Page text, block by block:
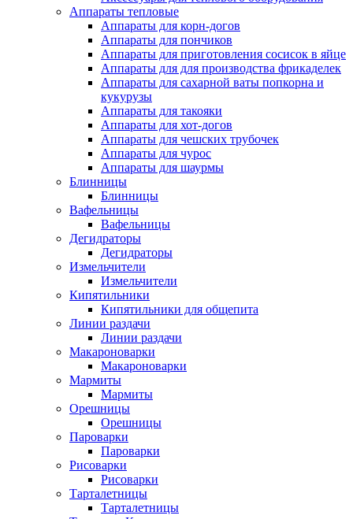
Аппараты тепловые
Аппараты для корн-догов
Аппараты для пончиков
Аппараты для приготовления сосисок в яйце
Аппараты для для производства фрикаделек
Аппараты для сахарной ваты попкорна и
кукурузы
Аппараты для такояки
Аппараты для хот-догов
Аппараты для чешских трубочек
Аппараты для чурос
Аппараты для шаурмы
Блинницы
Блинницы
Вафельницы
Вафельницы
Дегидраторы
Дегидраторы
Измельчители
Измельчители
Кипятильники
Кипятильники для общепита
Линии раздачи
Линии раздачи
Макароноварки
Макароноварки
Мармиты
Мармиты
Орешницы
Орешницы
Пароварки
Пароварки
Рисоварки
Рисоварки
Тарталетницы
Тарталетницы